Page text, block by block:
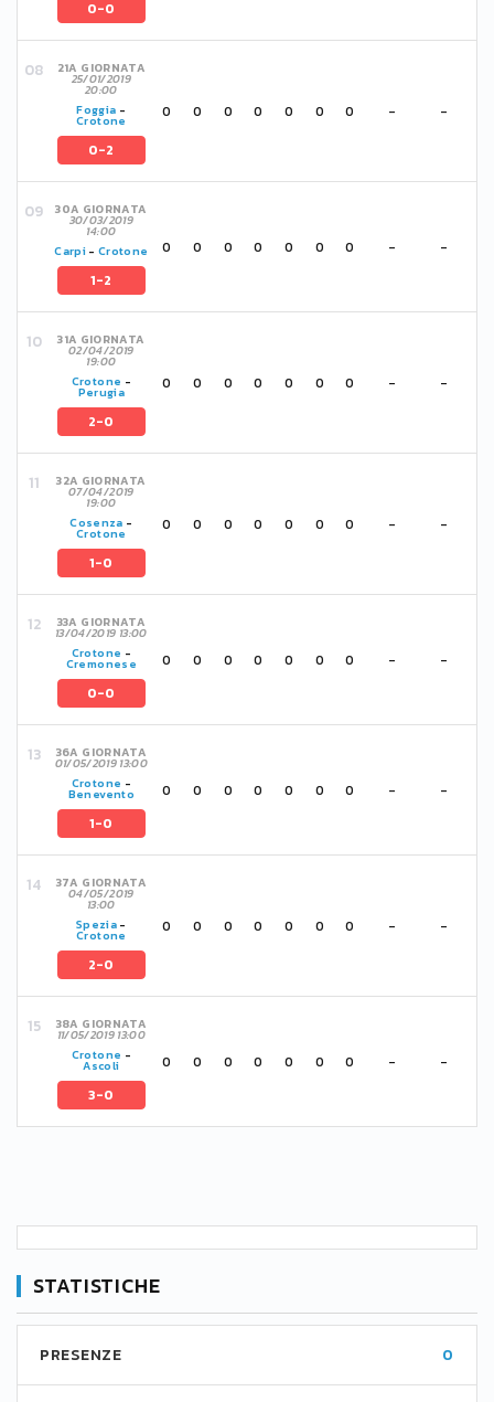
0-0
21A GIORNATA
25/01/2019
20:00
Foggia -
Crotone
0-2
0 0 0 0 0 0 0 - -
30A GIORNATA
30/03/2019
14:00
Carpi-Crotone
1-2
0 0 0 0 0 0 0 - -
31A GIORNATA
02/04/2019
19:00
Crotone -
Perugia
2-0
0 0 0 0 0 0 0 - -
32A GIORNATA
07/04/2019
19:00
Cosenza -
Crotone
1-0
0 0 0 0 0 0 0 - -
33A GIORNATA
13/04/2019 13:00
Crotone -
Cremonese
0-0
0 0 0 0 0 0 0 - -
36A GIORNATA
01/05/2019 13:00
Crotone -
Benevento
1-0
0 0 0 0 0 0 0 - -
37A GIORNATA
04/05/2019
13:00
Spezia -
Crotone
2-0
0 0 0 0 0 0 0 - -
38A GIORNATA
11/05/2019 13:00
Crotone -
Ascoli
3-0
0 0 0 0 0 0 0 - -
STATISTICHE
PRESENZE 0